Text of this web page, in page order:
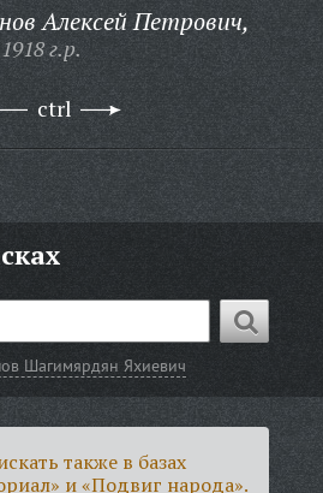
Алексей Петрович,
г.р.
ctrl
Шагимярдян Яхиевич
также в базах
и «Подвиг народа».